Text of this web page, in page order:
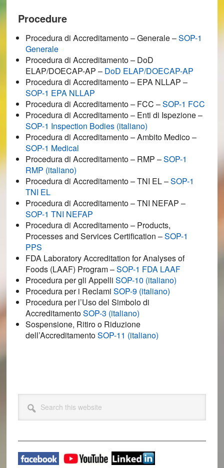
Procedure
Procedura di Accreditamento – Generale –SOP-1
Generale
Procedura di Accreditamento – DoD
ELAP/DOECAP-AP – DoD ELAP/DOECAP-AP
Procedura di Accreditamento – EPA NLLAP –
SOP-1 EPA NLLAP
Procedura di Accreditamento – FCC –SOP-1 FCC
Procedura di Accreditamento – Enti di Ispezione –
SOP-1 Inspection Bodies (italiano)
Procedura di Accreditamento – Ambito Medico –
SOP-1 Medical
Procedura di Accreditamento – RMP –SOP-1
RMP (italiano)
Procedura di Accreditamento – TNI EL –SOP-1
TNI EL
Procedura di Accreditamento – TNI NEFAP –
SOP-1 TNI NEFAP
Procedura di Accreditamento – Products,
Processes and Services Certification –SOP-1
PPS
FDA Laboratory Accreditation for Analyses of
Foods (LAAF) Program –SOP-1 FDA LAAF
Procedura per gli Appelli SOP-10 (italiano)
Procedura per i Reclami SOP-9 (italiano)
Procedura per l’Uso del Simbolo di
AccreditamentoSOP-3 (italiano)
Sospensione, Ritiro o Riduzione
dell’AccreditamentoSOP-11 (italiano)
Primary
Sidebar
this
website